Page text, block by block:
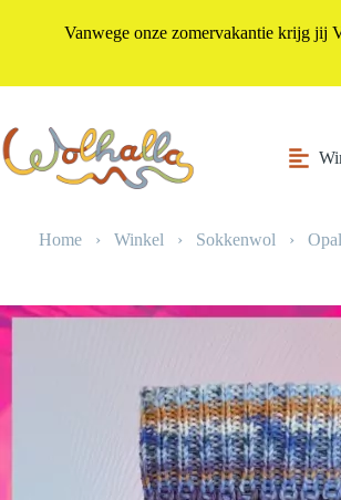
de
inhoud
Home › Winkel › Sokkenwol › Opal
Vanwege onze zomervakantie krijg jij